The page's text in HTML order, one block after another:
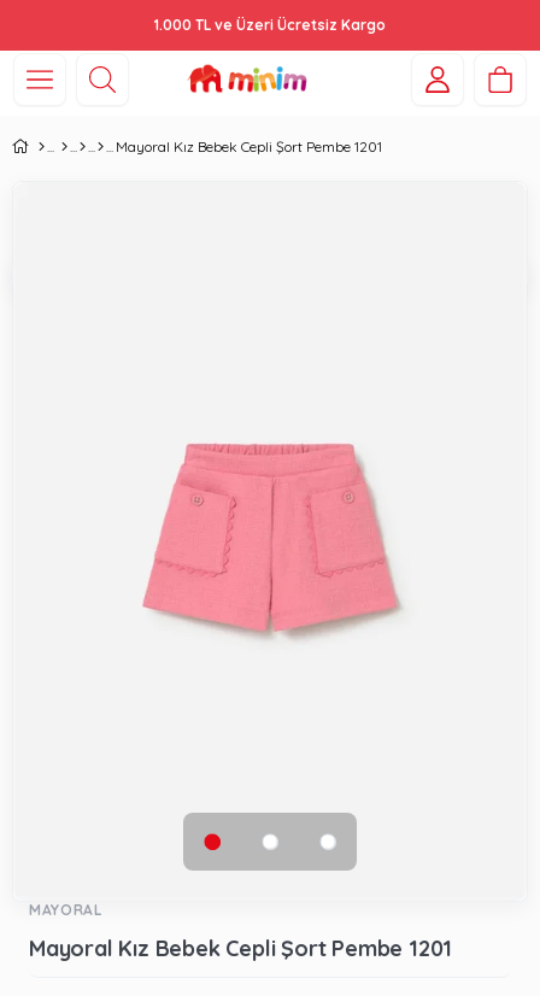
1.000 TL ve Üzeri Ücretsiz Kargo
Mayoral Kız Bebek Cepli Şort Pembe 1201
MAYORAL
Mayoral Kız Bebek Cepli Şort Pembe 1201